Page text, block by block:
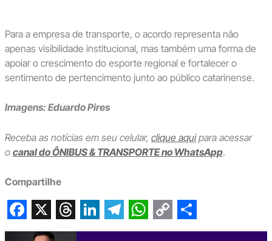
Para a empresa de transporte, o acordo representa não
apenas visibilidade institucional, mas também uma forma de
apoiar o crescimento do esporte regional e fortalecer o
sentimento de pertencimento junto ao público catarinense.
Imagens: Eduardo Pires
Receba as notícias em seu celular, clique aquipara acessar
o canal do ÔNIBUS & TRANSPORTE no WhatsApp.
Compartilhe
F X T L T W C S